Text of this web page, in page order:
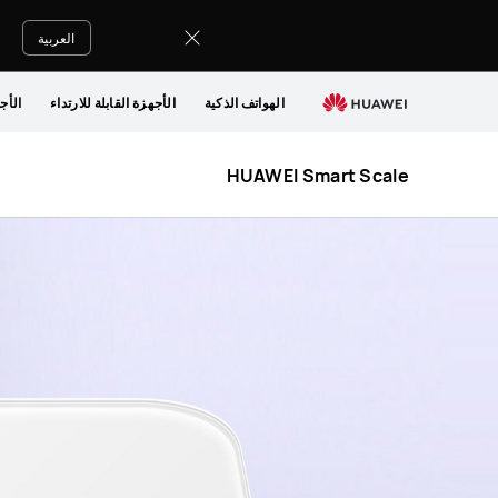
Scale
العربية
الهواتف الذكية الأجهزة القابلة للارتداء
HUAWEI Smart Scale